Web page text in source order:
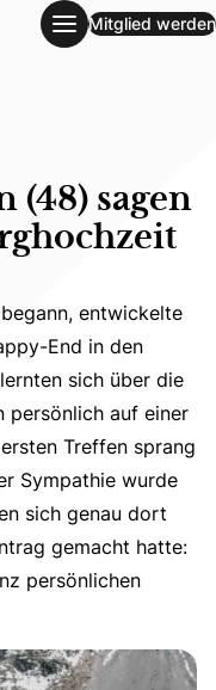
Zillertal:
Mitglied werden
(48) sagen
entwickelte
entwickelte
End in den
sich über die
persönlich auf einer
Treffen sprang
Sympathie wurde
sich genau dort
gemacht hatte:
persönlichen